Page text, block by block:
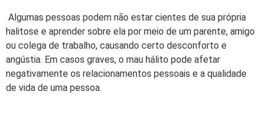
Algumas pessoas podem não estar cientes de sua própria
halitose e aprender sobre ela por meio de um parente, amigo
ou colega de trabalho, causando certo desconforto e
angústia. Em casos graves, o mau hálito pode afetar
negativamente os relacionamentos pessoais e a qualidade
de vida de uma pessoa.